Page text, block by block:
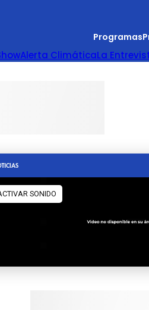
Programas
Alerta ClimáticaLa